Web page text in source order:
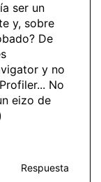
ser un
y, sobre
De
y no
No
eizo de
Respuesta